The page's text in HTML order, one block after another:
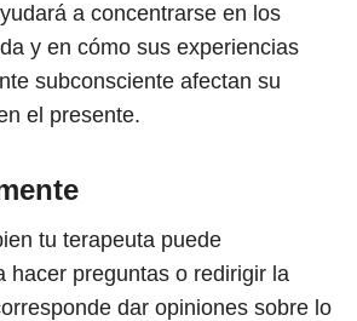
a concentrarse en los
y en cómo sus experiencias
subconsciente afectan su
el presente.
tu terapeuta puede
hacer preguntas o redirigir la
dar opiniones sobre lo